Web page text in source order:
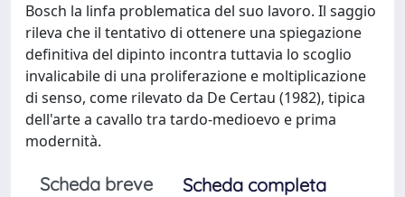
Bosch la linfa problematica del suo lavoro. Il saggio
rileva che il tentativo di ottenere una spiegazione
definitiva del dipinto incontra tuttavia lo scoglio
invalicabile di una proliferazione e moltiplicazione
di senso, come rilevato da De Certau (1982), tipica
dell'arte a cavallo tra tardo-medioevo e prima
modernità.
Scheda breve
Scheda completa